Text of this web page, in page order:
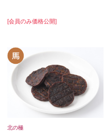
[会員のみ価格公開]
北の極